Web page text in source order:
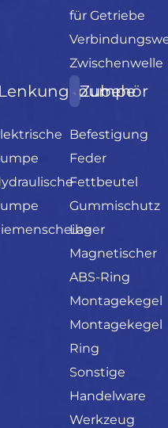
für Getriebe
Zwischenwelle
Zubehör
Befestigung
Feder
Fettbeutel
Gummischutz
Lager
Magnetischer
ABS-Ring
Montagekegel
Montagekegel
Ring
Sonstige
Handelware
Werkzeug